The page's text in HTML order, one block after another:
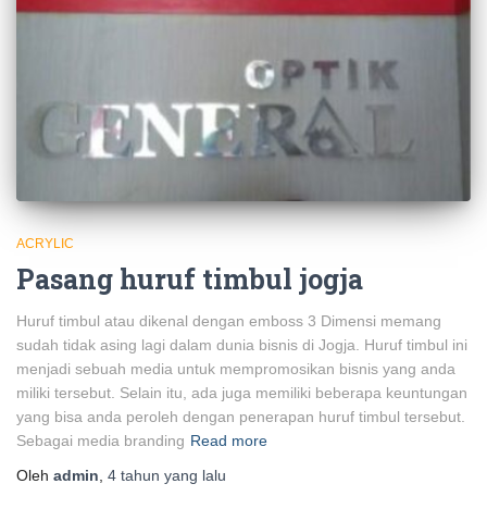
ACRYLIC
Pasang huruf timbul jogja
Huruf timbul atau dikenal dengan emboss 3 Dimensi memang
sudah tidak asing lagi dalam dunia bisnis di Jogja. Huruf timbul ini
menjadi sebuah media untuk mempromosikan bisnis yang anda
miliki tersebut. Selain itu, ada juga memiliki beberapa keuntungan
yang bisa anda peroleh dengan penerapan huruf timbul tersebut.
Sebagai media branding Read more
Oleh admin 4 tahun yang lalu